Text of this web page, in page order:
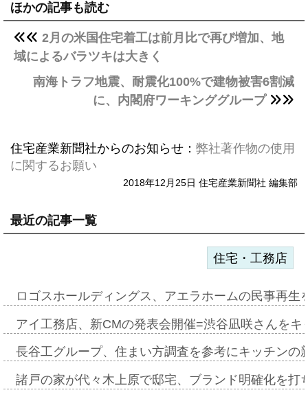
ほかの記事も読む
2月の米国住宅着工は前月比で再び増加、地
域によるバラツキは大きく
南海トラフ地震、耐震化100%で建物被害6割減
に、内閣府ワーキンググループ
住宅産業新聞社からのお知らせ： 弊社著作物の使用
に関するお願い
2018年12月25日 住宅産業新聞社 編集部
最近の記事一覧
住宅・工務店
ロゴスホールディングス、アエラホームの民事再
アイ工務店、新CMの発表会開催=渋谷凪咲さんを
長谷工グループ、住まい方調査を参考にキッチン
諸戸の家が代々木上原で邸宅、ブランド明確化を